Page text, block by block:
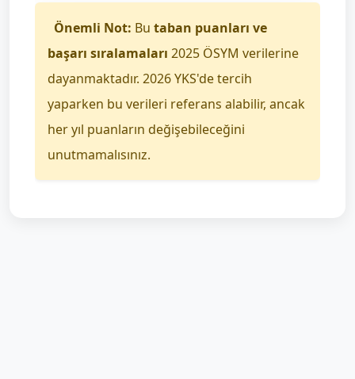
Önemli Not: Bu taban puanları ve
başarı sıralamaları 2025 ÖSYM verilerine
dayanmaktadır. 2026 YKS'de tercih
yaparken bu verileri referans alabilir, ancak
her yıl puanların değişebileceğini
unutmamalısınız.